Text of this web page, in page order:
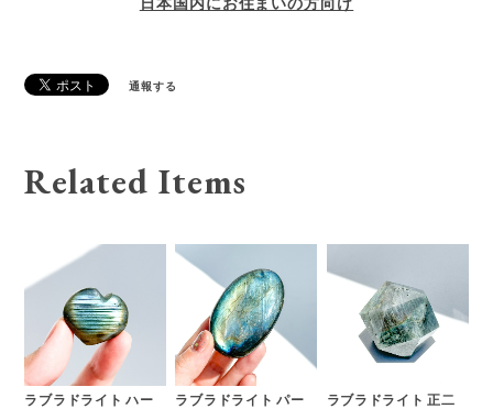
通報する
Related Items
ラブラドライト ハー
ラブラドライト パー
ラブラドライト 正二